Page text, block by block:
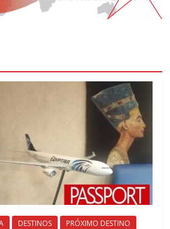
DESTINOS PRÓXIMO DESTINO